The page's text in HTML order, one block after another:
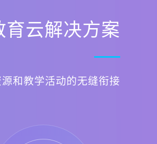
育云解决方案
和教学活动的无缝衔接